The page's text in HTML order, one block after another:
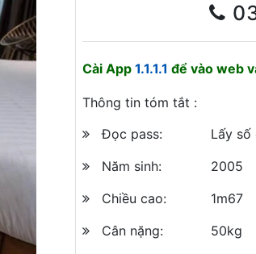
Cài App 1.1.1.1 để vào web
Thông tin tóm tắt :
Đọc pass:
Lấy số
Năm sinh:
2005
Chiều cao:
1m67
Cân nặng:
50kg